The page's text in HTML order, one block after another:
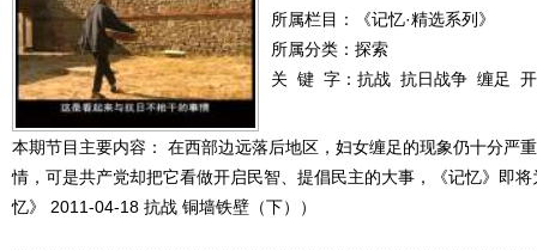
所属栏目：
《记忆·精选系列》
所属分类：探索
关 键 字： 抗战 抗日战争 缠足
本期节目主要内容： 在西部边远落后地区，妇女缠足的现象仍十分严
情，可是共产党却把它看做开启民智、提倡民主的大事，《记忆》即
忆》 2011-04-18 抗战 铜墙铁壁（下））